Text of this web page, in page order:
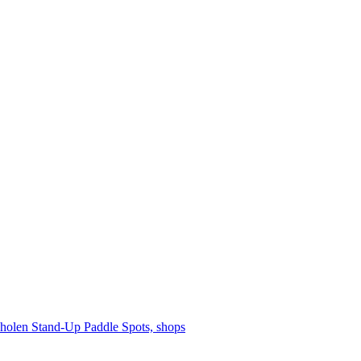
Stand-Up Paddle Spots, shops